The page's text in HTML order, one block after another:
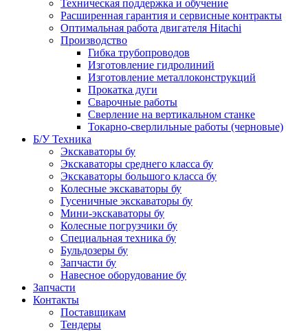
Техническая поддержка и обучение
Расширенная гарантия и сервисные контракты
Оптимальная работа двигателя Hitachi
Производство
Гибка трубопроводов
Изготовление гидролиний
Изготовление металлоконструкций
Прокатка дуги
Сварочные работы
Сверление на вертикальном станке
Токарно-сверлильные работы (черновые)
Б/У Техника
Экскаваторы бу
Экскаваторы среднего класса бу
Экскаваторы большого класса бу
Колесные экскаваторы бу
Гусеничные экскаваторы бу
Мини-экскаваторы бу
Колесные погрузчики бу
Специальная техника бу
Бульдозеры бу
Запчасти бу
Навесное оборудование бу
Запчасти
Контакты
Поставщикам
Тендеры